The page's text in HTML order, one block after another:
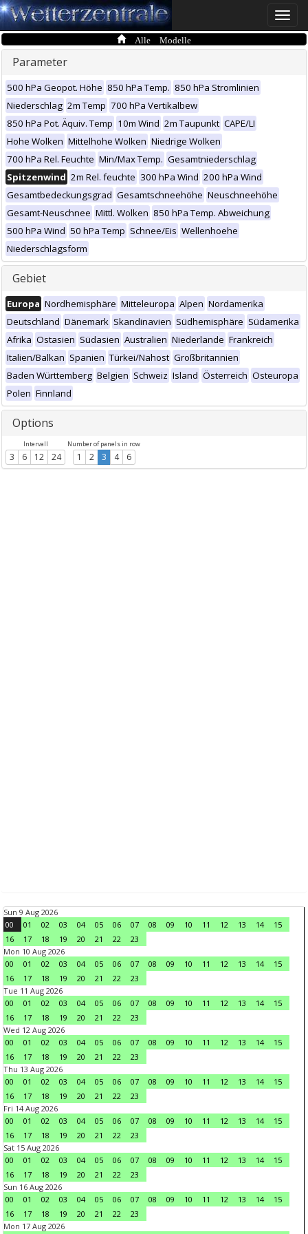
Toggle
Alle Modelle
Parameter
500 hPa Geopot. Höhe 850 hPa Temp. 850 hPa Stromlinien
Niederschlag 2m Temp 700 hPa Vertikalbew
850 hPa Pot. Äquiv. Temp 10m Wind 2m Taupunkt CAPE/LI
Hohe Wolken Mittelhohe Wolken Niedrige Wolken
700 hPa Rel. Feuchte Min/Max Temp. Gesamtniederschlag
Spitzenwind 2m Rel. feuchte 300 hPa Wind 200 hPa Wind
Gesamtbedeckungsgrad Gesamtschneehöhe Neuschneehöhe
Gesamt-Neuschnee Mittl. Wolken 850 hPa Temp. Abweichung
500 hPa Wind 50 hPa Temp Schnee/Eis Wellenhoehe
Niederschlagsform
Gebiet
Europa Nordhemisphäre Mitteleuropa Alpen Nordamerika
Deutschland Dänemark Skandinavien Südhemisphäre Südamerika
Afrika Ostasien Südasien Australien Niederlande Frankreich
Italien/Balkan Spanien Türkei/Nahost Großbritannien
Baden Württemberg Belgien Schweiz Island Österreich Osteuropa
Polen Finnland
Options
Intervall
3 6 12 24
Number of panels in row
1 2 3 4 6
Sun 9 Aug 2026
00
01 02 03 04 05 06 07 08 09 10 11 12 13 14
15
16
17 18 19 20 21 22
23
Mon 10 Aug 2026
00
01 02 03 04 05 06 07 08 09 10 11 12 13 14
15
16
17 18 19 20 21 22
23
Tue 11 Aug 2026
00
01 02 03 04 05 06 07 08 09 10 11 12 13 14
15
16
17 18 19 20 21 22
23
Wed 12 Aug 2026
00
01 02 03 04 05 06 07 08 09 10 11 12 13 14
15
16
17 18 19 20 21 22
23
Thu 13 Aug 2026
00
01 02 03 04 05 06 07 08 09 10 11 12 13 14
15
16
17 18 19 20 21 22
23
Fri 14 Aug 2026
00
01 02 03 04 05 06 07 08 09 10 11 12 13 14
15
16
17 18 19 20 21 22
23
Sat 15 Aug 2026
00
01 02 03 04 05 06 07 08 09 10 11 12 13 14
15
16
17 18 19 20 21 22
23
Sun 16 Aug 2026
00
01 02 03 04 05 06 07 08 09 10 11 12 13 14
15
16
17 18 19 20 21 22
23
Mon 17 Aug 2026